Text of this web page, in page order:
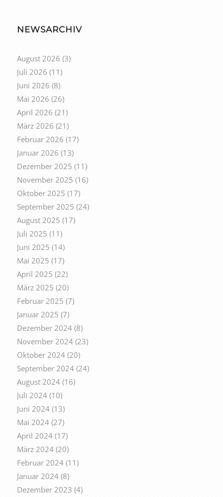
NEWSARCHIV
August 2026 (3)
Juli 2026 (11)
Juni 2026 (8)
Mai 2026 (26)
April 2026 (21)
März 2026 (21)
Februar 2026 (17)
Januar 2026 (13)
Dezember 2025 (11)
November 2025 (16)
Oktober 2025 (17)
September 2025 (24)
August 2025 (17)
Juli 2025 (11)
Juni 2025 (14)
Mai 2025 (17)
April 2025 (22)
März 2025 (20)
Februar 2025 (7)
Januar 2025 (7)
Dezember 2024(8)
November 2024(23)
Oktober 2024(20)
September 2024(24)
August 2024(16)
Juli 2024(10)
Juni 2024(13)
Mai 2024(27)
April 2024(17)
März 2024(20)
Februar 2024(11)
Januar 2024(8)
Dezember 2023 (4)